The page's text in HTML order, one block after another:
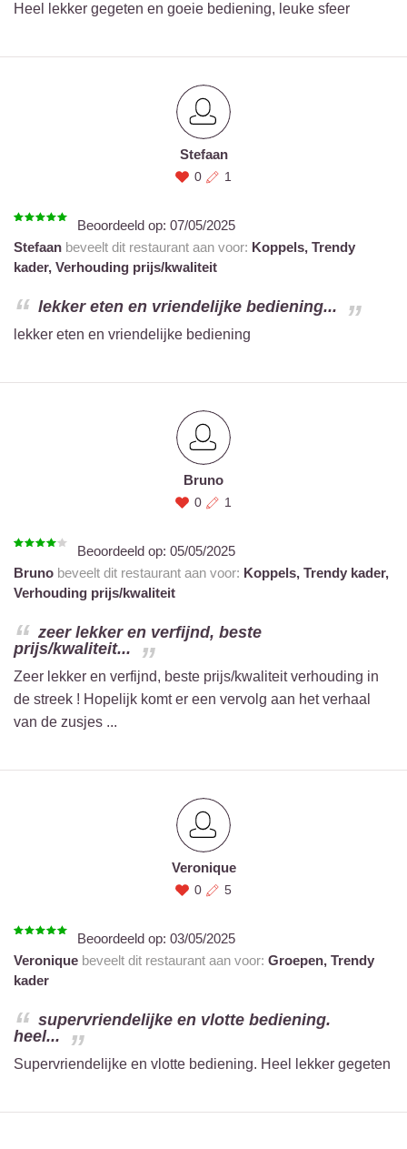
Heel lekker gegeten en goeie bediening, leuke sfeer
Stefaan
0 1
Beoordeeld op: 07/05/2025
Stefaan beveelt dit restaurant aan voor: Koppels, Trendy
kader, Verhouding prijs/kwaliteit
lekker eten en vriendelijke bediening...
lekker eten en vriendelijke bediening
Bruno
0 1
Beoordeeld op: 05/05/2025
Bruno beveelt dit restaurant aan voor: Koppels, Trendy kader,
Verhouding prijs/kwaliteit
zeer lekker en verfijnd, beste
prijs/kwaliteit...
Zeer lekker en verfijnd, beste prijs/kwaliteit verhouding in
de streek ! Hopelijk komt er een vervolg aan het verhaal
van de zusjes ...
Veronique
0 5
Beoordeeld op: 03/05/2025
Veronique beveelt dit restaurant aan voor: Groepen, Trendy
kader
supervriendelijke en vlotte bediening.
heel...
Supervriendelijke en vlotte bediening. Heel lekker gegeten